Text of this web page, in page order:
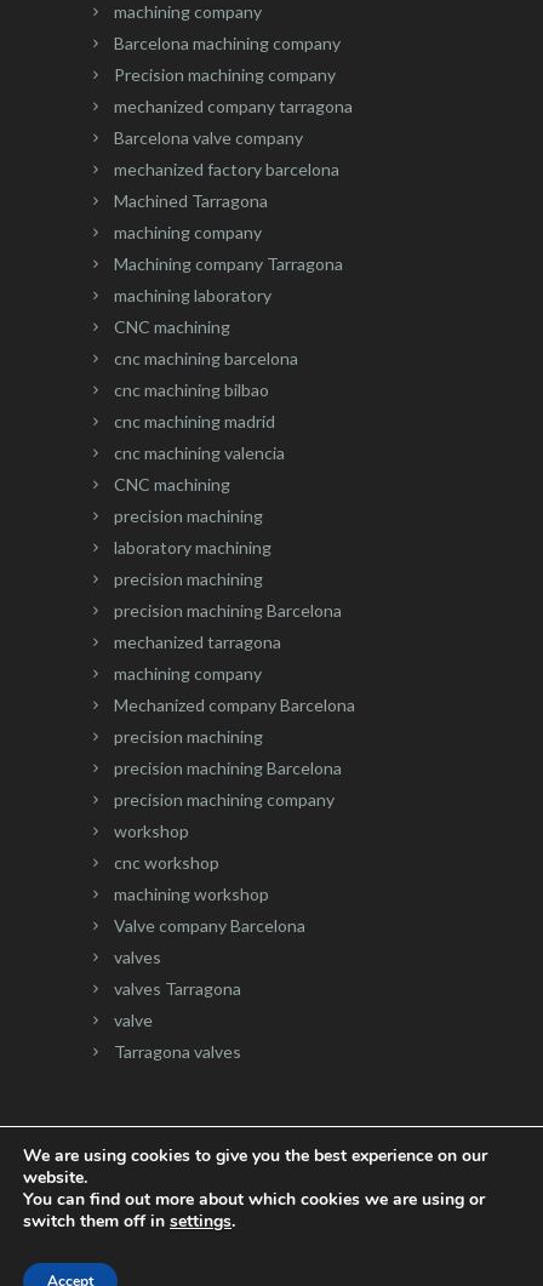
machining company
Barcelona machining company
Precision machining company
mechanized company tarragona
Barcelona valve company
mechanized factory barcelona
Machined Tarragona
machining company
Machining company Tarragona
machining laboratory
CNC machining
cnc machining barcelona
cnc machining bilbao
cnc machining madrid
cnc machining valencia
CNC machining
precision machining
laboratory machining
precision machining
precision machining Barcelona
mechanized tarragona
machining company
Mechanized company Barcelona
precision machining
precision machining Barcelona
precision machining company
workshop
cnc workshop
machining workshop
Valve company Barcelona
valves
valves Tarragona
valve
Tarragona valves
We are using cookies to give you the best experience on our
website.
You can find out more about which cookies we are using or
switch them off in settings.
Accept